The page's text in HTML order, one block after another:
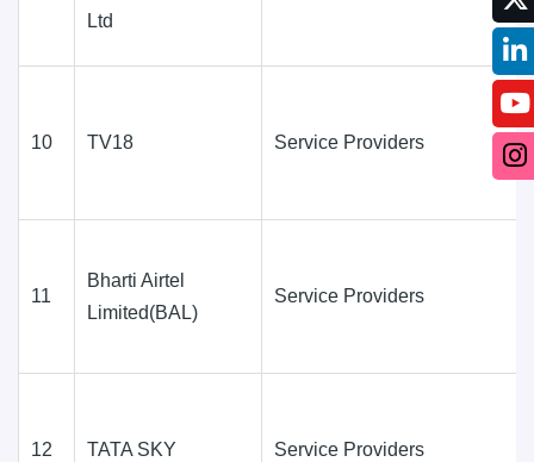
Ltd
10 TV18 Service Providers
11
Bharti Airtel
Limited(BAL)
Service Providers
12 TATA SKY Service Providers